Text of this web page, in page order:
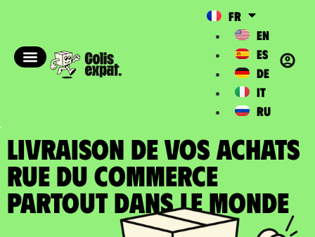
FR
EN
ES
DE
IT
RU
LIVRAISON DE VOS ACHATS
RUE DU COMMERCE
partout dans le Monde